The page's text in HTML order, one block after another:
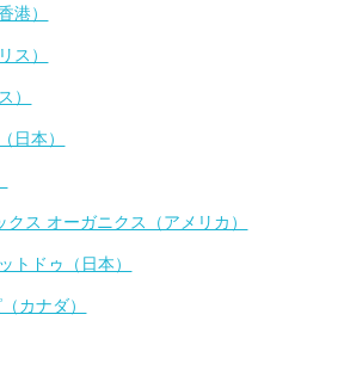
港）
ス）
）
日本）
ス オーガニクス（アメリカ）
トドゥ（日本）
カナダ）